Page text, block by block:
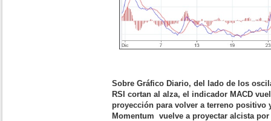
Sobre Gráfico Diario, del lado de los
RSI cortan al alza, el indicador MACD
proyección para volver a terreno positivo
Momentum vuelve a proyectar alcista